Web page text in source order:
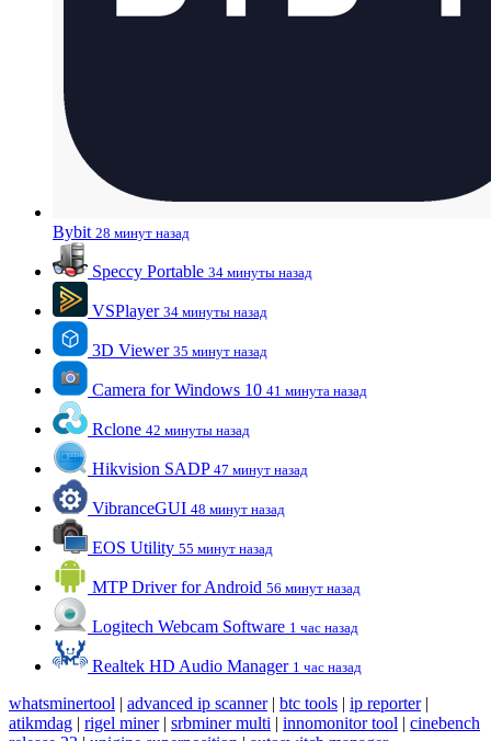
Bybit 28 минут назад
Speccy Portable 34 минуты назад
VSPlayer 34 минуты назад
3D Viewer 35 минут назад
Camera for Windows 10 41 минута назад
Rclone 42 минуты назад
Hikvision SADP 47 минут назад
VibranceGUI 48 минут назад
EOS Utility 55 минут назад
MTP Driver for Android 56 минут назад
Logitech Webcam Software 1 час назад
Realtek HD Audio Manager 1 час назад
whatsminertool | advanced ip scanner| btc tools | ip reporter|
atikmdag | rigel miner| srbminer multi | innomonitor tool | cinebench